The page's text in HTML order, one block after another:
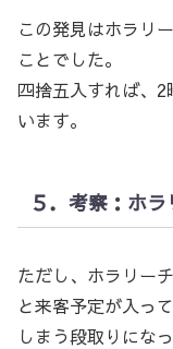
この発見はホラリ
ことでした。
四捨五入すれば、
います。
５．考察：ホ
ただし、ホラリー
と来客予定が入っ
しまう段取りにな